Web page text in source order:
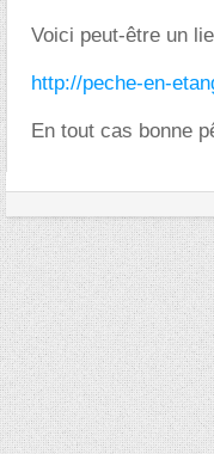
Voici peut-être un
http://peche-en-
En tout cas bonne